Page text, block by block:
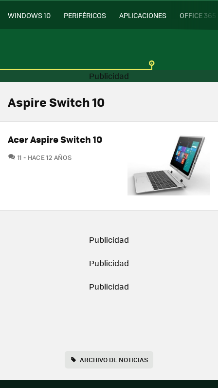
WINDOWS 10 PERIFÉRICOS APLICACIONES OFFICE 365
Aspire Switch 10
Acer Aspire Switch 10
11 COMENTARIOS
HACE 12 AÑOS
ARCHIVO DE NOTICIAS